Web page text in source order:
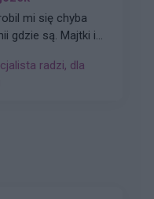
mi się chyba
gdzie są. Majtki i
sam czysto coś
radzi, dla